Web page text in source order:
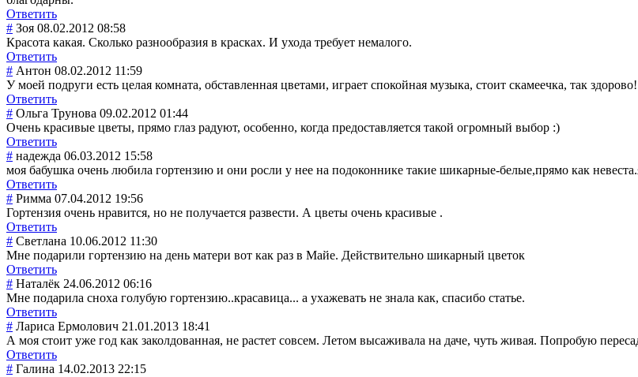
Ответить
# Зоя 08.02.2012 08:58
Красота какая. Сколько разнообразия в красках. И ухода требует немалого.
Ответить
# Антон 08.02.2012 11:59
У моей подруги есть целая комната, обставленная цветами, играет спокойная музыка, стоит скамеечка, так
Ответить
# Ольга Трунова 09.02.2012 01:44
Очень красивые цветы, прямо глаз радуют, особенно, когда предоставляется такой огромный выбор :)
Ответить
# надежда 06.03.2012 15:58
моя бабушка очень любила гортензию и они росли у нее на подоконнике такие шикарные-белые,прямо как
Ответить
# Римма 07.04.2012 19:56
Гортензия очень нравится, но не получается развести. А цветы очень красивые .
Ответить
# Светлана 10.06.2012 11:30
Мне подарили гортензию на день матери вот как раз в Майе. Действительно шикарный цветок
Ответить
# Наталёк 24.06.2012 06:16
Мне подарила сноха голубую гортензию..красавица... а ухажевать не знала как, спасибо статье.
Ответить
# Лариса Ермолович 21.01.2013 18:41
А моя стоит уже год как заколдованная, не растет совсем. Летом высаживала на даче, чуть живая. Попробую
Ответить
# Галина 14.02.2013 22:15